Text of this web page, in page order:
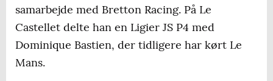
samarbejde med Bretton Racing. På Le
Castellet delte han en Ligier JS P4 med
Dominique Bastien, der tidligere har kørt Le
Mans.